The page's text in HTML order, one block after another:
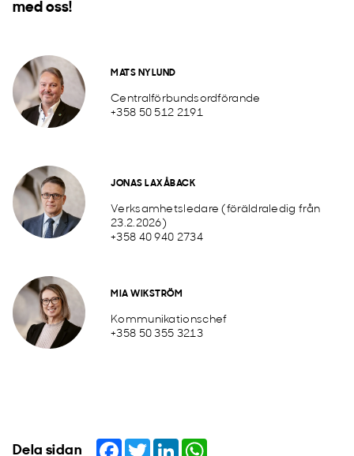
med oss!
MATS NYLUND
Centralförbundsordförande
+358 50 512 2191
JONAS LAXÅBACK
Verksamhetsledare (föräldraledig från
23.2.2026)
+358 40 940 2734
MIA WIKSTRÖM
Kommunikationschef
+358 50 355 3213
Dela sidan Facebook
TwitterLinkedIn